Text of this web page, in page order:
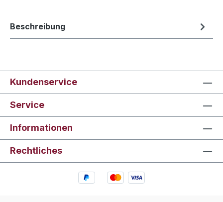
Beschreibung
Kundenservice
Service
Informationen
Rechtliches